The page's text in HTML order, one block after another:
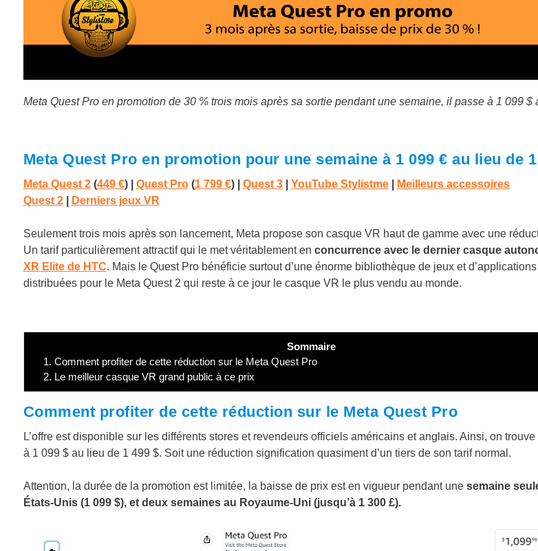
Meta Quest Pro en promotion de 30 % trois mois après sa sortie pendant une semaine, il passe à 1 099 $
Meta Quest Pro en promotion pour une semaine à 1 099 € au lieu de
Meta Quest 2(449 €) | Quest Pro(1 799 €) Quest 3| YouTube Stylistme|
Meilleurs accessoires
Quest 2
Derniers jeux VR
Seulement trois mois après son lancement, Meta propose son casque VR haut de gamme avec une
Un tarif particulièrement attractif qui le met véritablement en concurrence avec le dernier casque
XR Elite de HTC. Mais le Quest Pro bénéficie surtout d’une énorme bibliothèque de jeux et
distribuées pour le Meta Quest 2 qui reste à ce jour le casque VR le plus vendu au monde.
Sommaire
1. Comment profiter de cette réduction sur le Meta Quest Pro
2. Le meilleur casque VR grand public à ce prix
Comment profiter de cette réduction sur le Meta Quest Pro
L’offre est disponible sur les différents stores et revendeurs officiels américains et anglais. Ainsi, on
à 1 099 $ au lieu de 1 499 $. Soit une réduction signification quasiment d’un tiers de son tarif normal.
Attention, la durée de la promotion est limitée, la baisse de prix est en vigueur pendant unesemaine
États-Unis (1 099 $), et deux semaines au Royaume-Uni (jusqu’à 1 300 £).